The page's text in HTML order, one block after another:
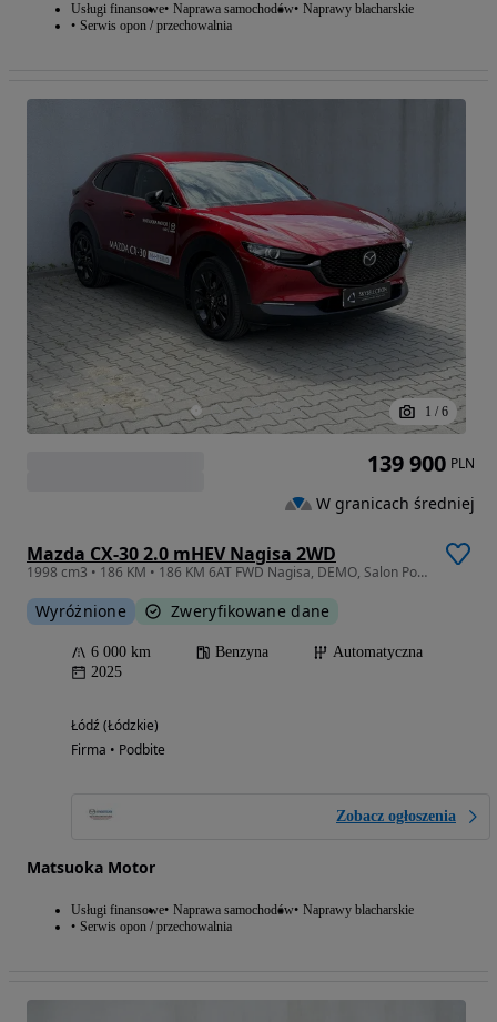
Usługi finansowe Naprawa samochodów Naprawy blacharskie
Serwis opon / przechowalnia
1 / 6
Mazda CX-30 2.0 mHEV Nagisa 2WD
1998 cm3 • 186 KM • 186 KM 6AT FWD Nagisa, DEMO, Salon Polska, Bezwypadkowy, FV 23%
Wyróżnione Zweryfikowane dane
6 000 km Benzyna
Automatyczna
2025
Łódź (Łódzkie)
Firma • Podbite
Zobacz ogłoszenia
Matsuoka Motor
Usługi finansowe Naprawa samochodów Naprawy blacharskie
Serwis opon / przechowalnia
139 900 PLN
W granicach średniej